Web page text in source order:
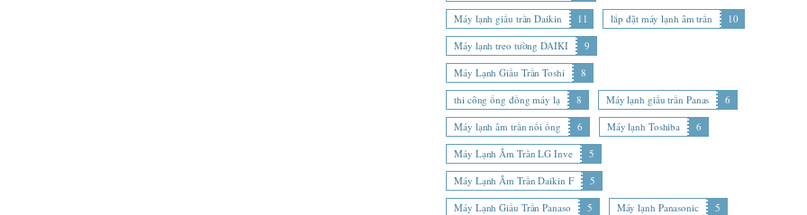
Máy lạnh giấu trần Daikin
11 lắp đặt máy lạnh âm trần
10
Máy lạnh treo tường DAIKI
9
Máy Lạnh Giấu Trần Toshi
8
thi công ống đồng máy lạ
8 Máy lạnh giấu trần Panas
6
Máy lạnh âm trần nối ống
6 Máy lạnh Toshiba
6
Máy Lạnh Âm Trần LG Inve
5
Máy Lạnh Âm Trần Daikin F
5
Máy Lạnh Giấu Trần Panaso
5 Máy lạnh Panasonic
5